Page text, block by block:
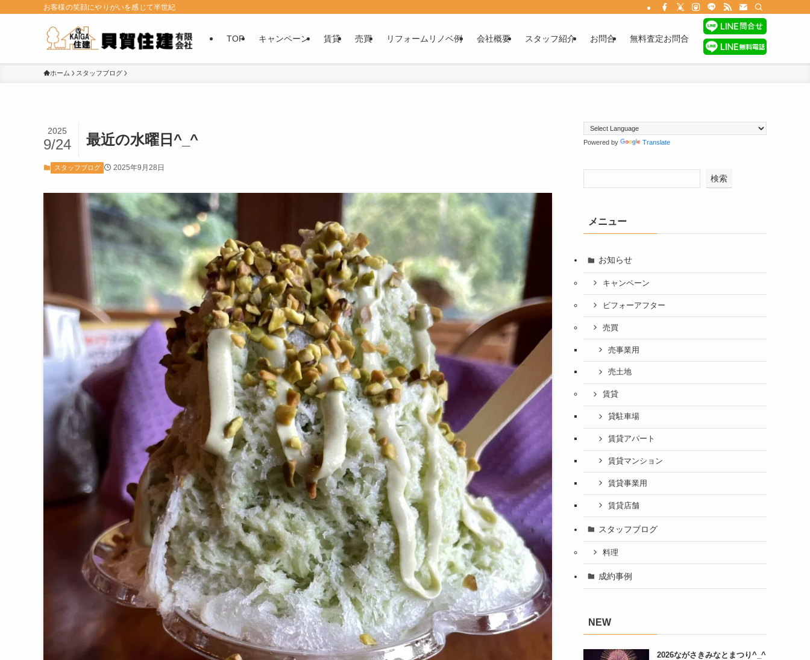
お客様の笑顔にやりがいを感じて半世紀
TOP キャンペーン 賃貸 売買 リフォームリノベ例 会社概要 スタッフ紹介 お問合 無料査定お問合
ホーム スタッフブログ
最近の水曜日^_^
2025
9/24
スタッフブログ 2025年9月28日
Powered by Translate
検索
メニュー
お知らせ
キャンペーン
ビフォーアフター
売買
売事業用
売土地
賃貸
貸駐車場
賃貸アパート
賃貸マンション
賃貸事業用
賃貸店舗
スタッフブログ
料理
成約事例
NEW
2026ながさきみなとまつり^_^